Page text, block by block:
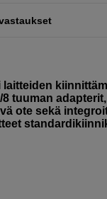
laitteiden
8 tuuman
ote sekä